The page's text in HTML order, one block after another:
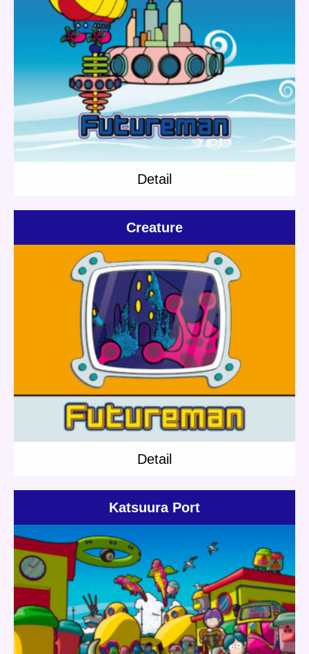
Update:2020.03.23
Category:Others Short story
Detail
Detail
Creature
Update: 2018.07.21
Category:Others Short story Planet Travel
Detail
Detail
Katsuura Port
Update:2020.08.07
Category: Dr.Pirica Mushroom Robo Short story Mushroom Robo
Detail